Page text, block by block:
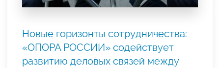
Новые горизонты сотрудничества:
«ОПОРА РОССИИ» содействует
развитию деловых связей между